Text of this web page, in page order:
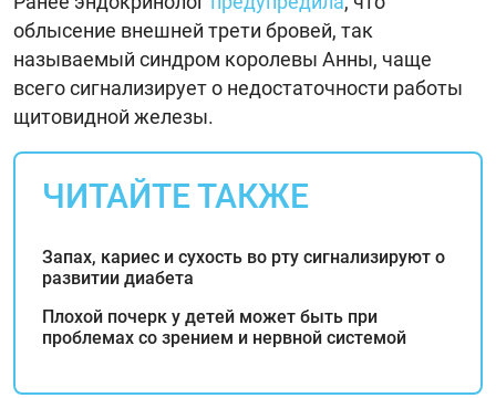
облысение внешней трети бровей, так
называемый синдром королевы Анны, чаще
всего сигнализирует о недостаточности работы
щитовидной железы.
ЧИТАЙТЕ ТАКЖЕ
Запах, кариес и сухость во рту сигнализируют о
развитии диабета
Плохой почерк у детей может быть при
проблемах со зрением и нервной системой